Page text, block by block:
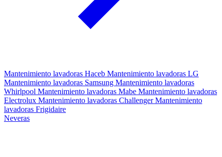
Mantenimiento lavadoras Haceb Mantenimiento lavadoras LG
Mantenimiento lavadoras Samsung Mantenimiento lavadoras
Whirlpool Mantenimiento lavadoras Mabe Mantenimiento lavadoras
Electrolux Mantenimiento lavadoras ChallengerMantenimiento
lavadoras Frigidaire
Neveras